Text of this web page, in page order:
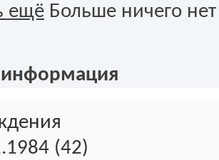
ещё Больше ничего нет
информация
(42)